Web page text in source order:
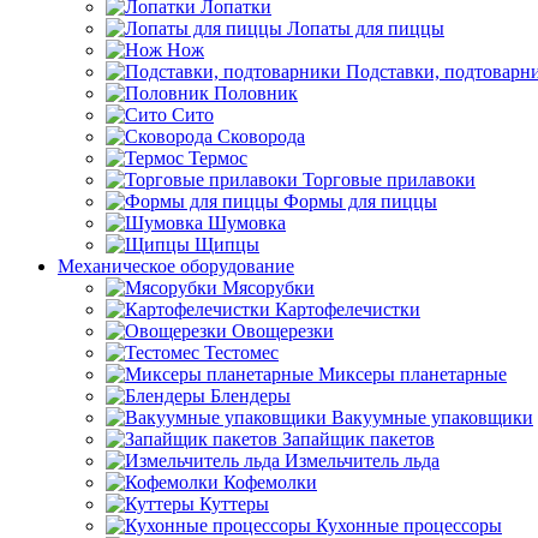
Лопатки
Лопаты для пиццы
Нож
Подставки,
Половник
Сито
Сковорода
Термос
Торговые прилавоки
Формы для пиццы
Шумовка
Щипцы
Механическое оборудование
Мясорубки
Картофелечистки
Овощерезки
Тестомес
Миксеры планетарные
Блендеры
Вакуумные упаковщики
Запайщик пакетов
Измельчитель льда
Кофемолки
Куттеры
Кухонные процессоры